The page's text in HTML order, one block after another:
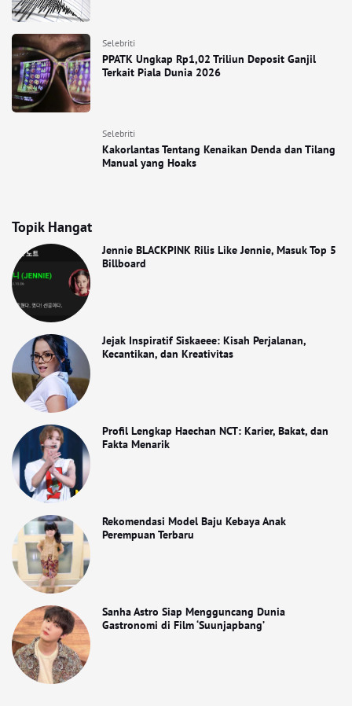
Selebriti
PPATK Ungkap Rp1,02 Triliun Deposit Ganjil
Terkait Piala Dunia 2026
Selebriti
Kakorlantas Tentang Kenaikan Denda dan Tilang
Manual yang Hoaks
Topik Hangat
Jennie BLACKPINK Rilis Like Jennie, Masuk Top 5
Billboard
Jejak Inspiratif Siskaeee: Kisah Perjalanan,
Kecantikan, dan Kreativitas
Profil Lengkap Haechan NCT: Karier, Bakat, dan
Fakta Menarik
Rekomendasi Model Baju Kebaya Anak
Perempuan Terbaru
Sanha Astro Siap Mengguncang Dunia
Gastronomi di Film ‘Suunjapbang’